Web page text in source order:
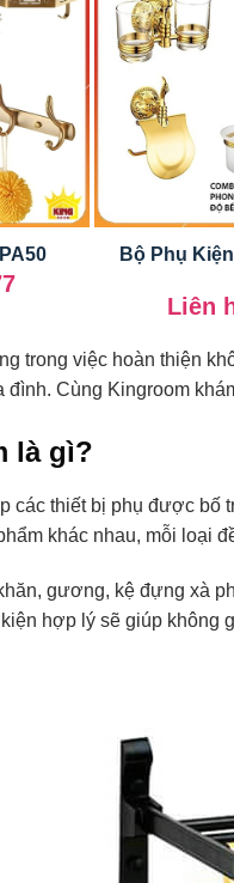
Bộ Phụ
Liên
trong việc hoàn thiện
Cùng Kingroom
là gì?
các thiết bị phụ được bố
khác nhau, mỗi loại
gương, kệ đựng xà
hợp lý sẽ giúp không